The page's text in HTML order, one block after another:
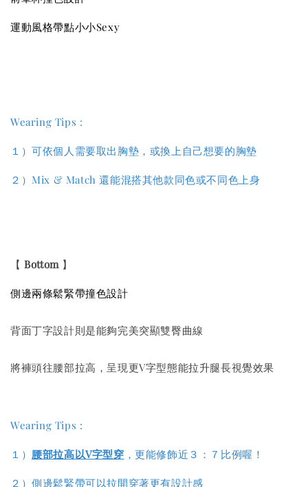
運動風格帶點小小Sexy
Wearing Tips :
１）可依個人需要取出胸墊，或換上自己想要的胸墊
２）Mix & Match 還能混搭其他款同色或不同色上身
【 Bottom 】
側邊兩條鬆緊帶撞色設計
背面丁字設計則是能夠完美突顯雙臀曲線
將褲頭往腰部拉高，呈現更V字型態能拉升腿長視覺效果
Wearing Tips :
１） 腰部拉高以V字型穿 ，更能修飾近３：７比例喔！
２）側邊鬆緊帶可以拉開穿著更有設計感